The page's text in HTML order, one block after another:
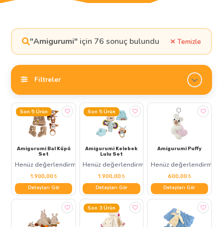
"Amigurumi" için 76 sonuç bulundu Temizle
Filtreler
Son 5 Ürün
Amigurumi Bal Küpü
Set
Henüz değerlendirme yok
1.900,00 ₺
Detayları Gör
Son 5 Ürün
Amigurumi Kelebek
Lulu Set
Henüz değerlendirme yok
1.900,00 ₺
Detayları Gör
Amigurumi Puffy
Henüz değerlendirme
600,00 ₺
Detayları Gör
Son 3 Ürün